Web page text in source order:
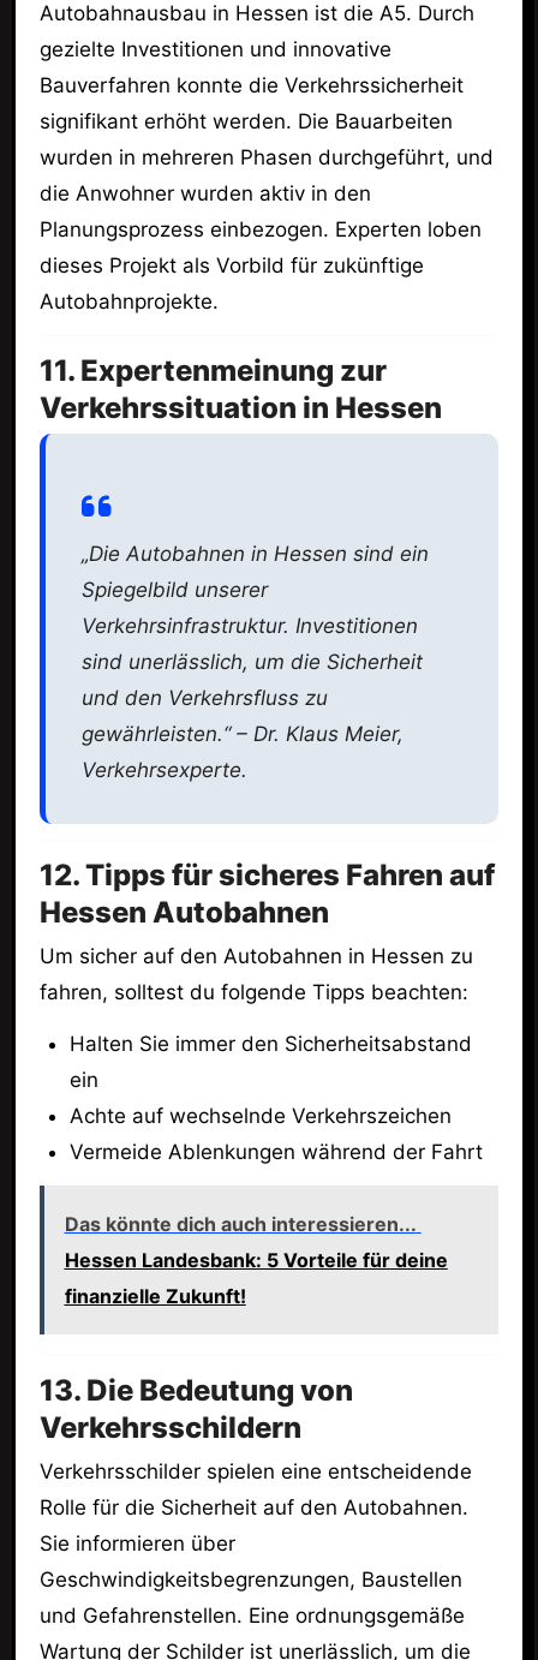
Autobahnausbau in Hessen ist die A5. Durch
gezielte Investitionen und innovative
Bauverfahren konnte die Verkehrssicherheit
signifikant erhöht werden. Die Bauarbeiten
wurden in mehreren Phasen durchgeführt, und
die Anwohner wurden aktiv in den
Planungsprozess einbezogen. Experten loben
dieses Projekt als Vorbild für zukünftige
Autobahnprojekte.
11. Expertenmeinung zur
Verkehrssituation in Hessen
„Die Autobahnen in Hessen sind ein
Spiegelbild unserer
Verkehrsinfrastruktur. Investitionen
sind unerlässlich, um die Sicherheit
und den Verkehrsfluss zu
gewährleisten.“ – Dr. Klaus Meier,
Verkehrsexperte.
12. Tipps für sicheres Fahren auf
Hessen Autobahnen
Um sicher auf den Autobahnen in Hessen zu
fahren, solltest du folgende Tipps beachten:
Halten Sie immer den Sicherheitsabstand
ein
Achte auf wechselnde Verkehrszeichen
Vermeide Ablenkungen während der Fahrt
Das könnte dich auch interessieren...
Hessen Landesbank: 5 Vorteile für deine
finanzielle Zukunft!
13. Die Bedeutung von
Verkehrsschildern
Verkehrsschilder spielen eine entscheidende
Rolle für die Sicherheit auf den Autobahnen.
Sie informieren über
Geschwindigkeitsbegrenzungen, Baustellen
und Gefahrenstellen. Eine ordnungsgemäße
Wartung der Schilder ist unerlässlich, um die